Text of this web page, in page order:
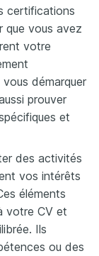
certifications
que vous avez
votre
démarquer
prouver
et
des activités
vos intérêts
éléments
votre CV et
Ils
ou des